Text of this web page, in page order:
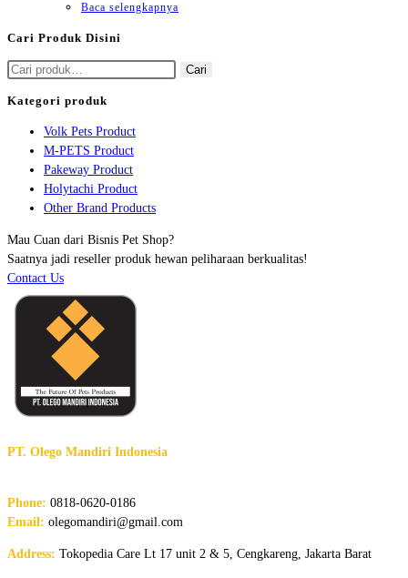
Baca selengkapnya
Cari Produk Disini
Pencarian
Cari
Kategori produk
Volk Pets Product
M-PETS Product
Pakeway Product
Holytachi Product
Other Brand Products
Mau Cuan dari Bisnis Pet Shop?
Saatnya jadi reseller produk hewan peliharaan berkualitas!
Contact Us
PT. Olego Mandiri Indonesia
Phone: 0818-0620-0186
Email: olegomandiri@gmail.com
Address: Tokopedia Care Lt 17 unit 2 & 5, Cengkareng, Jakarta Barat